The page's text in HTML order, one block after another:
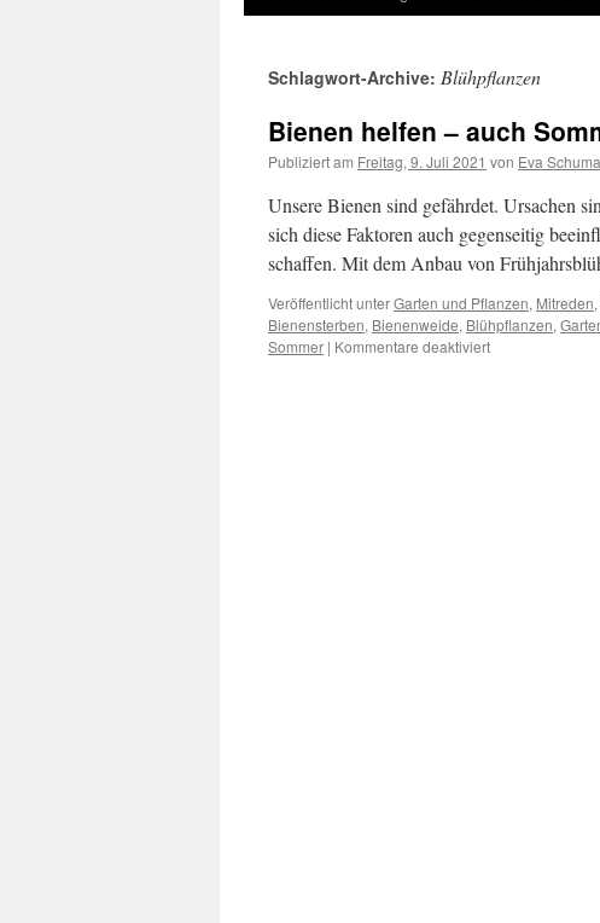
Schlagwort-Archive: Blühpflanzen
Bienen helfen – auch
Publiziert am Freitag, 9. Juli 2021 von Eva
Unsere Bienen sind gefährdet. Ursachen
sich diese Faktoren auch gegenseitig
schaffen. Mit dem Anbau von
Veröffentlicht unterGarten und Pflanzen, Mitreden,
Bienensterben, Bienenweide, Blühpflanzen,
Sommer | Kommentare deaktiviert